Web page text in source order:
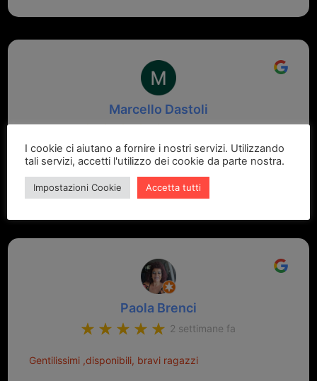
Marcello Dastoli
GRANDE PROFESSIONALITA' E DISPONIBILITA' - UN
VERO PUNTO DI RIFERIMENTO PER LA ZONA
Paola Brenci
2 settimane fa
Gentilissimi ,disponibili, bravi ragazzi
I cookie ci aiutano a fornire i nostri servizi. Utilizzando
tali servizi, accetti l'utilizzo dei cookie da parte nostra.
Impostazioni Cookie Accetta tutti